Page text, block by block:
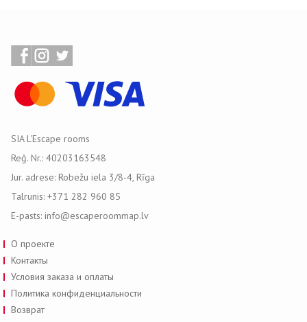
SIA L'Escape rooms
Reģ. Nr.: 40203163548
Jur. adrese: Robežu iela 3/8-4, Rīga
Talrunis: +371 282 960 85
E-pasts: info@escaperoommap.lv
О проекте
Контакты
Условия заказа и оплаты
Политика конфиденциальности
Возврат